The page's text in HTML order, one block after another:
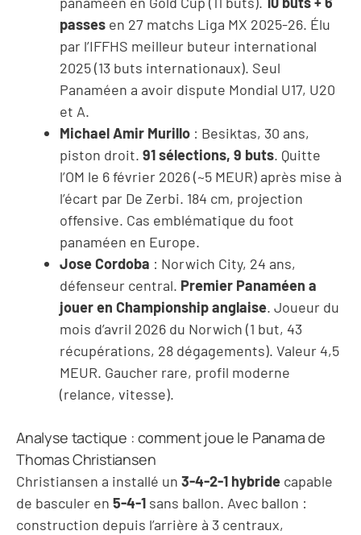
passes en 27 matchs Liga MX 2025-26. Élu
par l’IFFHS meilleur buteur international
2025 (13 buts internationaux). Seul
Panaméen a avoir dispute Mondial U17, U20
et A.
Michael Amir Murillo : Besiktas, 30 ans,
piston droit. 91 sélections, 9 buts. Quitte
l’OM le 6 février 2026 (~5 MEUR) après mise à
l’écart par De Zerbi. 184 cm, projection
offensive. Cas emblématique du foot
panaméen en Europe.
Jose Cordoba : Norwich City, 24 ans,
défenseur central. Premier Panaméen a
jouer en Championship anglaise. Joueur du
mois d’avril 2026 du Norwich (1 but, 43
récupérations, 28 dégagements). Valeur 4,5
MEUR. Gaucher rare, profil moderne
(relance, vitesse).
Analyse tactique : comment joue le Panama de
Thomas Christiansen
Christiansen a installé un 3-4-2-1 hybride capable
de basculer en 5-4-1 sans ballon. Avec ballon :
construction depuis l’arrière à 3 centraux,